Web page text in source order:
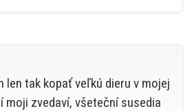
len tak kopať veľkú dieru v mojej
moji zvedaví, všeteční susedia